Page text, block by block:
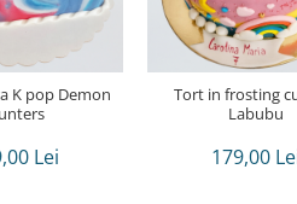
K pop Demon
Lei
Tort in frosting
Labubu
179,00